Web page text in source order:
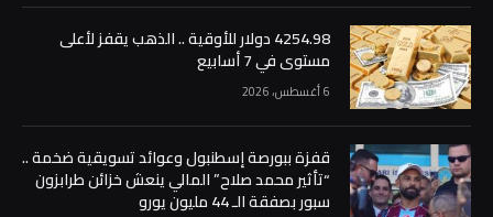
4254.98 دولار للأوقية .. الذهب يقفز لأعلى
مستوى في 7 أسابيع
6 أغسطس، 2026
قفزة ببورصة إسطنبول وعوائد تسويقية ضخمة ..
“تأثير محمد صلاح” المالي ينعش خزائن طرابزون
سبور بصفقة الـ 44 مليون يورو